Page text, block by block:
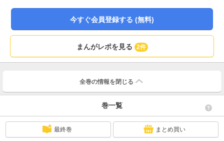
今すぐ会員登録する (無料)
まんがレポを見る 2件
全巻の情報を 閉じる
巻一覧
最終巻 まとめ買い